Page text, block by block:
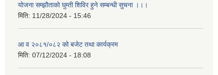
योजना सम्झौताको घुम्ती शिविर हुने सम्बन्धी सुचना ।।।
मिति: 11/28/2024 - 15:46
आ व २०८१/०८२ को बजेट तथा कार्यक्रम
मिति: 07/12/2024 - 18:08